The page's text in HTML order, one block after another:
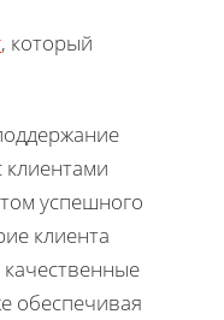
, который
успешного
клиента
обеспечивая